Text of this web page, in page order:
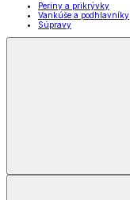
Periny a prikrývky
Vankúše a podhlavníky
Súpravy